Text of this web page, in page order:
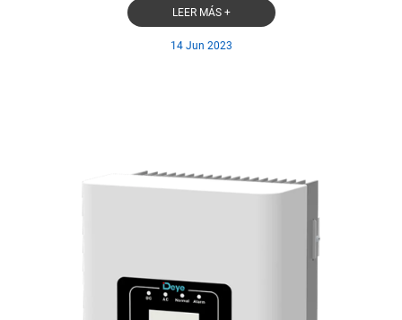
LEER MÁS +
14 Jun 2023